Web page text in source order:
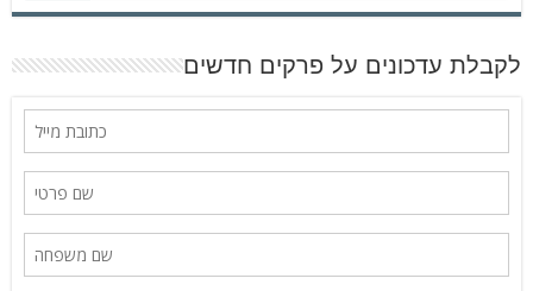
פ
ש
לקבלת עדכונים על פרקים חדשים